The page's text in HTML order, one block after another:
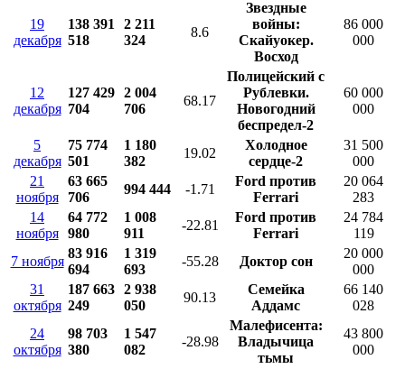
19
декабря
138 391
518
2 211
324
8.6
Звездные
войны:
Скайуокер.
Восход
86 000
000
12
декабря
127 429
704
2 004
706
68.17
Полицейский с
Рублевки.
Новогодний
беспредел-2
60 000
000
5
декабря
75 774
501
1 180
382
19.02
Холодное
сердце-2
31 500
000
21
ноября
63 665
706
994 444 -1.71
Ford против
Ferrari
20 064
283
14
ноября
64 772
980
1 008
911
-22.81
Ford против
Ferrari
24 784
119
7 ноября
83 916
694
1 319
693
-55.28 Доктор сон
20 000
000
31
октября
187 663
249
2 938
050
90.13
Семейка
Аддамс
66 140
028
24
октября
98 703
380
1 547
082
-28.98
Малефисента:
Владычица
тьмы
43 800
000